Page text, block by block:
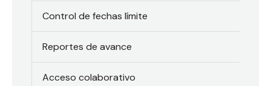
Control de fechas límite
Reportes de avance
Acceso colaborativo